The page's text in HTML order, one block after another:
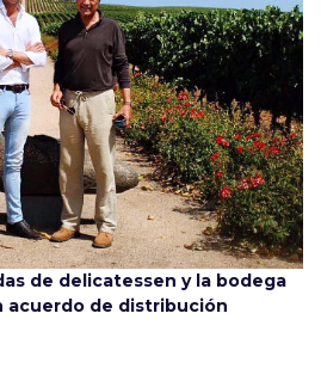
de delicatessen y la bodega
acuerdo de distribución